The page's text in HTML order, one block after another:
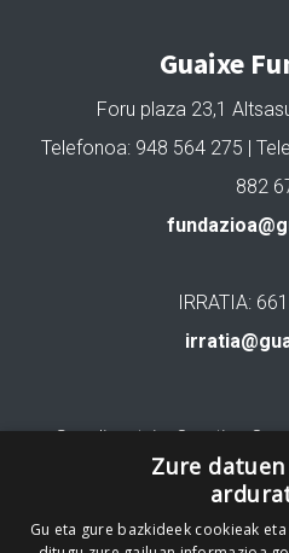
Guaixe
Foru plaza 23,1
Telefonoa: 948 564 275 |
882
IRRATIA:
Gure lizentzia: Creative
Zure
Gu eta gure bazkideek cookieak